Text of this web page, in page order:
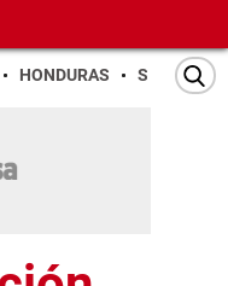
HONDURAS SAN PEDRO